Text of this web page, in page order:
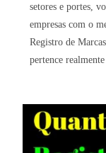
setores e portes,
empresas com o
Registro de
pertence realmente